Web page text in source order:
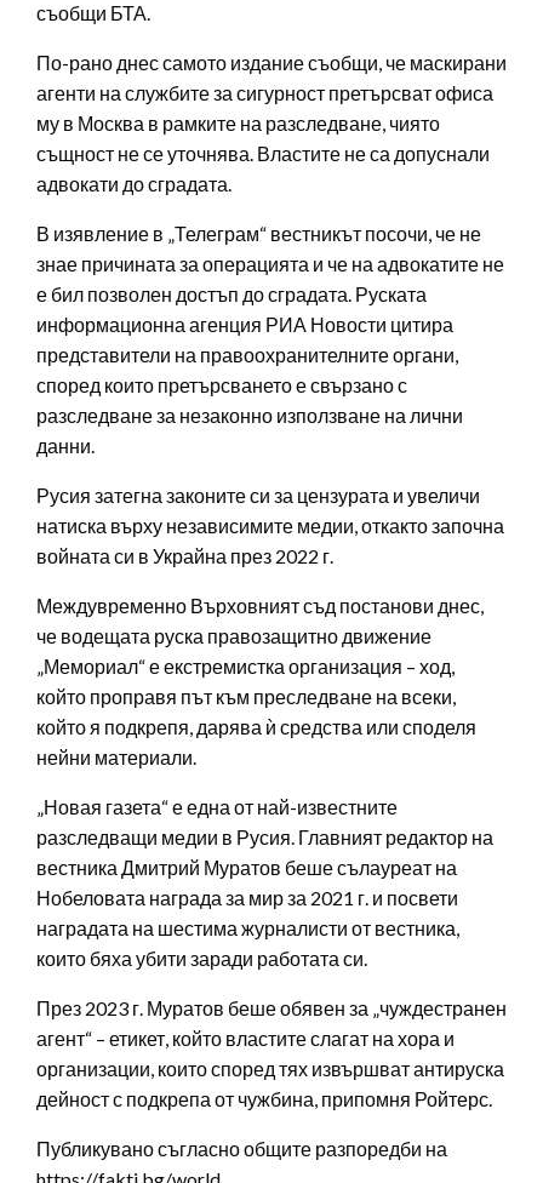
съобщи БТА.
По-рано днес самото издание съобщи, че маскирани
агенти на службите за сигурност претърсват офиса
му в Москва в рамките на разследване, чиято
същност не се уточнява. Властите не са допуснали
адвокати до сградата.
В изявление в „Телеграм“ вестникът посочи, че не
знае причината за операцията и че на адвокатите не
е бил позволен достъп до сградата. Руската
информационна агенция РИА Новости цитира
представители на правоохранителните органи,
според които претърсването е свързано с
разследване за незаконно използване на лични
данни.
Русия затегна законите си за цензурата и увеличи
натиска върху независимите медии, откакто започна
войната си в Украйна през 2022 г.
Междувременно Върховният съд постанови днес,
че водещата руска правозащитно движение
„Мемориал“ е екстремистка организация – ход,
който проправя път към преследване на всеки,
който я подкрепя, дарява ѝ средства или споделя
нейни материали.
„Новая газета“ е една от най-известните
разследващи медии в Русия. Главният редактор на
вестника Дмитрий Муратов беше сълауреат на
Нобеловата награда за мир за 2021 г. и посвети
наградата на шестима журналисти от вестника,
които бяха убити заради работата си.
През 2023 г. Муратов беше обявен за „чуждестранен
агент“ – етикет, който властите слагат на хора и
организации, които според тях извършват антируска
дейност с подкрепа от чужбина, припомня Ройтерс.
Публикувано съгласно общите разпоредби на